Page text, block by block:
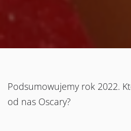
Podsumowujemy rok 2022.
od nas Oscary?